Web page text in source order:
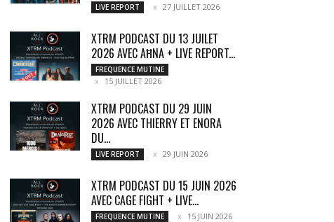
LIVE REPORT 27 JUILLET 2026
XTRM PODCAST DU 13 JUILET
2026 AVEC AĦNA + LIVE REPORT...
FREQUENCE MUTINE
15 JUILLET 2026
XTRM PODCAST DU 29 JUIN
2026 AVEC THIERRY ET ENORA
DU...
LIVE REPORT 29 JUIN 2026
XTRM PODCAST DU 15 JUIN 2026
AVEC CAGE FIGHT + LIVE...
FREQUENCE MUTINE 15 JUIN 2026